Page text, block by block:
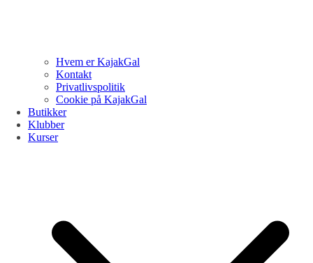
Hvem er KajakGal
Kontakt
Privatlivspolitik
Cookie på KajakGal
Butikker
Klubber
Kurser